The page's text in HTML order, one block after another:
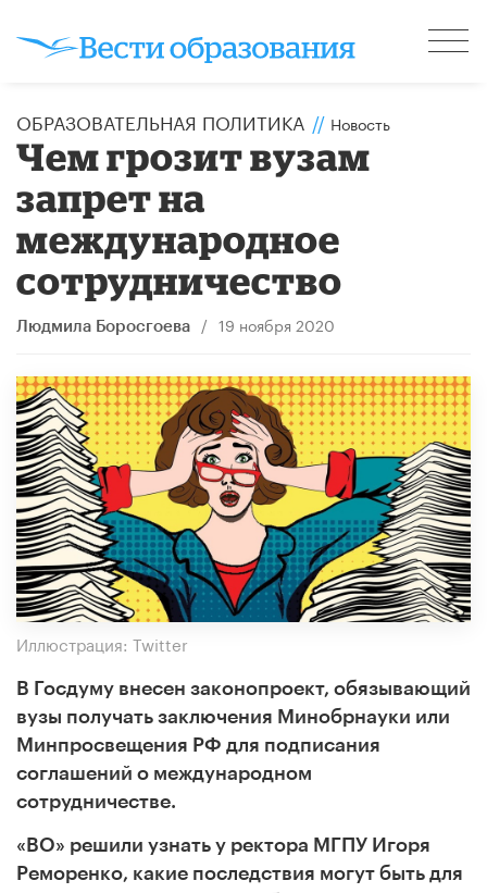
ОБРАЗОВАТЕЛЬНАЯ ПОЛИТИКА // Новость
Чем грозит вузам
запрет на
международное
сотрудничество
Людмила Боросгоева / 19 ноября 2020
Иллюстрация: Twitter
В Госдуму внесен законопроект, обязывающий
вузы получать заключения Минобрнауки или
Минпросвещения РФ для подписания
соглашений о международном
сотрудничестве.
«ВО» решили узнать у ректора МГПУ Игоря
Реморенко, какие последствия могут быть для